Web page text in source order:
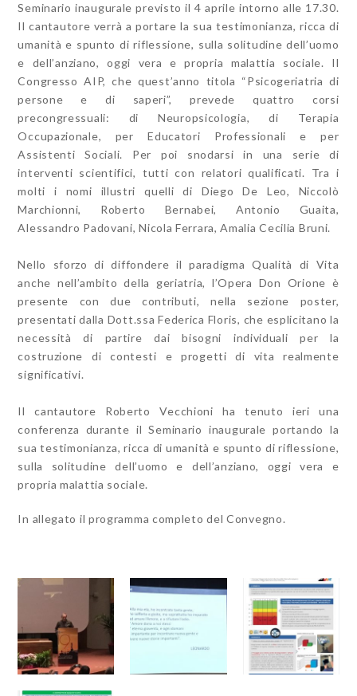
Seminario inaugurale previsto il 4 aprile intorno alle 17.30.
Il cantautore verrà a portare la sua testimonianza, ricca di
umanità e spunto di riflessione, sulla solitudine dell’uomo
e dell’anziano, oggi vera e propria malattia sociale. Il
Congresso AIP, che quest’anno titola “Psicogeriatria di
persone e di saperi”, prevede quattro corsi
precongressuali: di Neuropsicologia, di Terapia
Occupazionale, per Educatori Professionali e per
Assistenti Sociali. Per poi snodarsi in una serie di
interventi scientifici, tutti con relatori qualificati. Tra i
molti i nomi illustri quelli di Diego De Leo, Niccolò
Marchionni, Roberto Bernabei, Antonio Guaita,
Alessandro Padovani, Nicola Ferrara, Amalia Cecilia Bruni.
Nello sforzo di diffondere il paradigma Qualità di Vita
anche nell’ambito della geriatria, l’Opera Don Orione è
presente con due contributi, nella sezione poster,
presentati dalla Dott.ssa Federica Floris, che esplicitano la
necessità di partire dai bisogni individuali per la
costruzione di contesti e progetti di vita realmente
significativi.
Il cantautore Roberto Vecchioni ha tenuto ieri una
conferenza durante il Seminario inaugurale portando la
sua testimonianza, ricca di umanità e spunto di riflessione,
sulla solitudine dell’uomo e dell’anziano, oggi vera e
propria malattia sociale.
In allegato il programma completo del Convegno.